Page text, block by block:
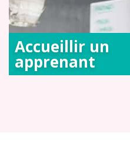
Accueillir un
apprenant